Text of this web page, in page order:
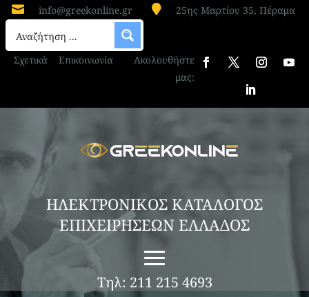
 info@greekonline.gr  25ης Μαρτίου 35, Πέραμα
Σχετικά Επικοινωνία
Ακολουθήστε
μας:
ΗΛΕΚΤΡΟΝΙΚΟΣ ΚΑΤΑΛΟΓΟΣ
ΕΠΙΧΕΙΡΗΣΕΩΝ ΕΛΛΑΔΟΣ
Τηλ: 211 215 4693